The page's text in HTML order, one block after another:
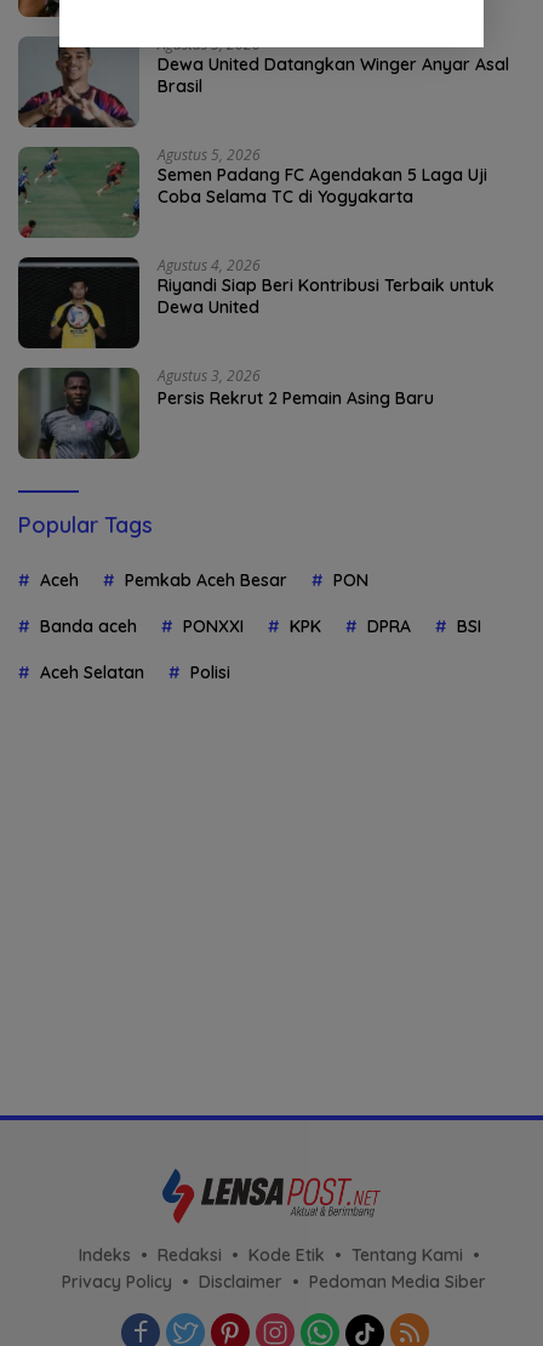
Agustus 5, 2026
Dewa United Datangkan Winger Anyar Asal
Brasil
Agustus 5, 2026
Semen Padang FC Agendakan 5 Laga Uji
Coba Selama TC di Yogyakarta
Agustus 4, 2026
Riyandi Siap Beri Kontribusi Terbaik untuk
Dewa United
Agustus 3, 2026
Persis Rekrut 2 Pemain Asing Baru
Popular Tags
Aceh Pemkab Aceh Besar PON
Banda aceh PONXXI KPK DPRA BSI
Aceh Selatan Polisi
Indeks Redaksi Kode Etik
Tentang Kami
Privacy Policy
Disclaimer Pedoman Media Siber